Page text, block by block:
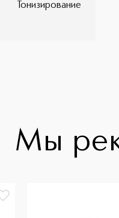
Тонизирование
Мы